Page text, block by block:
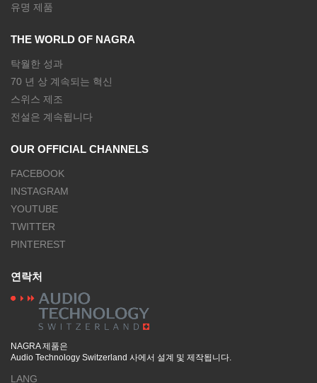
유명 제품
THE WORLD OF NAGRA
탁월한 성과
70 년 상 계속되는 혁신
스위스 제조
전설은 계속됩니다
OUR OFFICIAL CHANNELS
FACEBOOK
INSTAGRAM
YOUTUBE
TWITTER
PINTEREST
연락처
NAGRA 제품은
Audio Technology Switzerland 사에서 설계 및 제작됩니다.
LANG